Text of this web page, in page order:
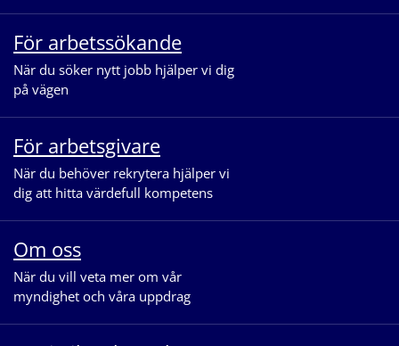
För arbetssökande
När du söker nytt jobb hjälper vi dig
på vägen
För arbetsgivare
När du behöver rekrytera hjälper vi
dig att hitta värdefull kompetens
Om oss
När du vill veta mer om vår
myndighet och våra uppdrag